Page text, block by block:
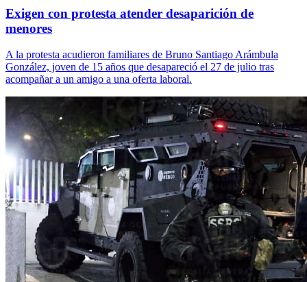
Exigen con protesta atender desaparición de
menores
A la protesta acudieron familiares de Bruno Santiago Arámbula
González, joven de 15 años que desapareció el 27 de julio tras
acompañar a un amigo a una oferta laboral.